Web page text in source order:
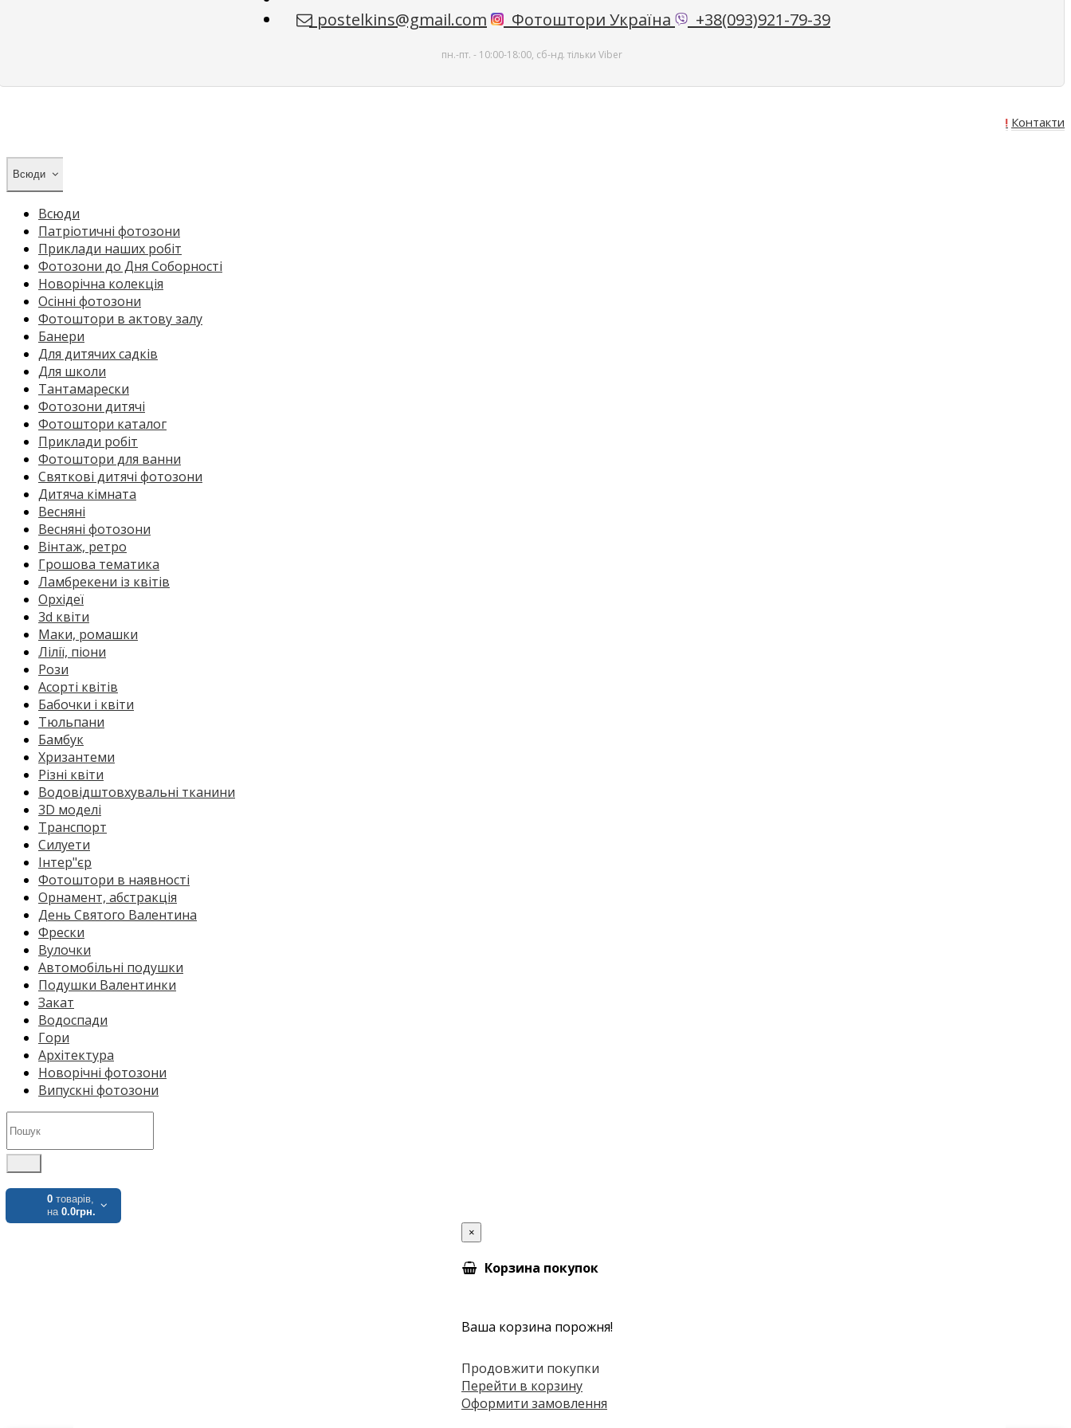
postelkins@gmail.com Фотоштори Україна +38(093)921-79-39
пн.-пт. - 10:00-18:00, сб-нд. тільки Viber
Акція! Контакти
Всюди
Всюди
Патріотичні фотозони
Приклади наших робіт
Фотозони до Дня Соборності
Новорічна колекція
Осінні фотозони
Фотоштори в актову залу
Банери
Для дитячих садків
Для школи
Тантамарески
Фотозони дитячі
Фотоштори каталог
Приклади робіт
Фотоштори для ванни
Святкові дитячі фотозони
Дитяча кімната
Весняні
Весняні фотозони
Вінтаж, ретро
Грошова тематика
Ламбрекени із квітів
Орхідеї
3d квіти
Маки, ромашки
Лілії, піони
Рози
Асорті квітів
Бабочки і квіти
Тюльпани
Бамбук
Хризантеми
Різні квіти
Водовідштовхувальні тканини
3D моделі
Транспорт
Силуети
Інтер"єр
Фотоштори в наявності
Орнамент, абстракція
День Святого Валентина
Фрески
Вулочки
Автомобільні подушки
Подушки Валентинки
Закат
Водоспади
Гори
Архітектура
Новорічні фотозони
Випускні фотозони
0 товарів,
на 0.0грн.
×
Корзина покупок
Ваша корзина порожня!
Продовжити покупки
Перейти в корзину
Оформити замовлення